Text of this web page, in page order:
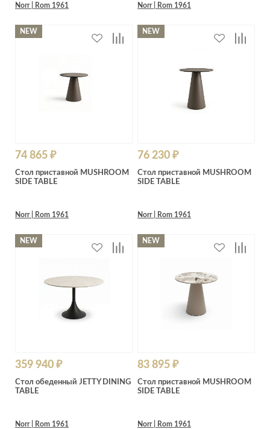
Norr | Rom 1961 Norr | Rom 1961
NEW
74 865 ₽
Стол приставной MUSHROOM
SIDE TABLE
Norr | Rom 1961
NEW
76 230 ₽
Стол приставной MUSHROOM
SIDE TABLE
Norr | Rom 1961
NEW
359 940 ₽
Стол обеденный JETTY DINING
TABLE
Norr | Rom 1961
NEW
83 895 ₽
Стол приставной MUSHROOM
SIDE TABLE
Norr | Rom 1961